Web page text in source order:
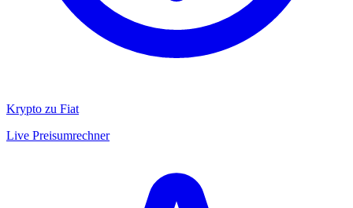
Krypto zu Fiat
Live Preisumrechner